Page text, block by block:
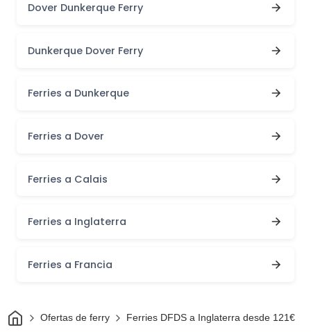
Dover Dunkerque Ferry
Dunkerque Dover Ferry
Ferries a Dunkerque
Ferries a Dover
Ferries a Calais
Ferries a Inglaterra
Ferries a Francia
InicioOfertas de ferry Ferries DFDS a Inglaterra desde 121€